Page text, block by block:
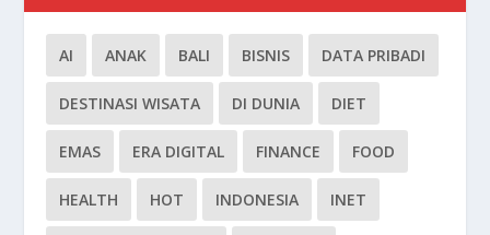
AI ANAK BALI BISNIS DATA PRIBADI
DESTINASI WISATA DI DUNIA DIET
EMAS ERA DIGITAL FINANCE FOOD
HEALTH HOT INDONESIA INET